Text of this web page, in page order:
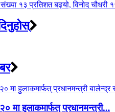
संख्या १३ प्रतिशत बढ्यो, विनोद
मा हुलाकमार्फत् प्रधानमन्त्री...